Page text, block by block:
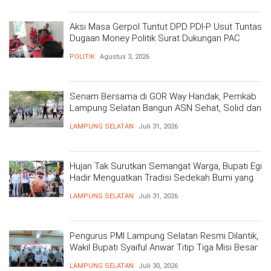
Aksi Masa Gerpol Tuntut DPD PDI-P Usut Tuntas
Dugaan Money Politik Surat Dukungan PAC
POLITIK Agustus 3, 2026
Senam Bersama di GOR Way Handak, Pemkab
Lampung Selatan Bangun ASN Sehat, Solid dan
LAMPUNG SELATAN Juli 31, 2026
Hujan Tak Surutkan Semangat Warga, Bupati Egi
Hadir Menguatkan Tradisi Sedekah Bumi yang
LAMPUNG SELATAN Juli 31, 2026
Pengurus PMI Lampung Selatan Resmi Dilantik,
Wakil Bupati Syaiful Anwar Titip Tiga Misi Besar
LAMPUNG SELATAN Juli 30, 2026